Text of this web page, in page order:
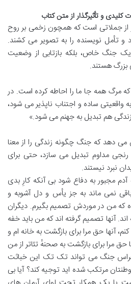
و تأثیرگذار از متن کتاب
از جملاتی است که همچون زخمی بر روح
و تأمل نویسنده را به تصویر می کشند.
یک جنگ خاص، بلکه بازتابی از وضعیت
بزرگ هستند.
مرگ همه جا ما را احاطه کرده است. در
ساده و اجتناب ناپذیر می شود،
هم تبدیل به جهنم می شود.»
دهد که جنگ چگونه زندگی را از معنا
مداوم تبدیل می سازد، حتی برای
نبرد نیستند.
مجبور به دفاع شود بی آنکه کارِ بدی
نمی ماند به جز یأس و دل آشوبه و
که من در موردش تصمیم بگیرم. دیگران
آنها تصمیم گرفته اند که من باید خفه
آنها حق مرا برای بازگشت به خانه ام و
حق مرا برای بازگشت به صحنهٔ تئاتر از من
هراس جنگ می تواند تک تک این خباثت
مرتکب شده اید توجیه کند؟ آیا بی